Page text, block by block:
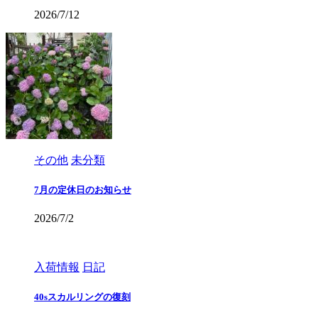
2026/7/12
その他 未分類
7月の定休日のお知らせ
2026/7/2
入荷情報 日記
40sスカルリングの復刻